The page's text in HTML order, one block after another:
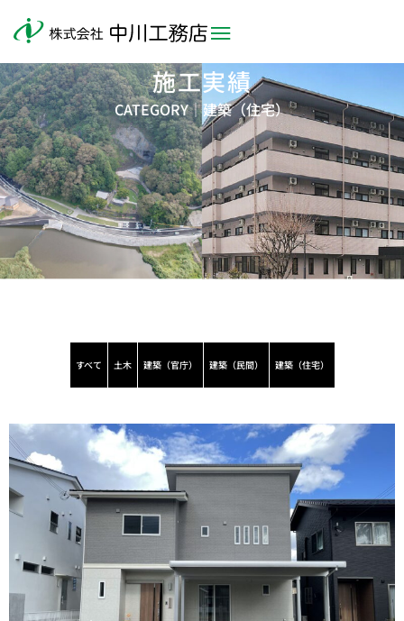
施工実績
CATEGORY｜建築（住宅）
すべて 土木 建築（官庁） 建築（民間） 建築（住宅）